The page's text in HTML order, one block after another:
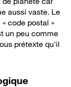
aussi vaste. Le
code postal »
un peu comme
prétexte qu'il